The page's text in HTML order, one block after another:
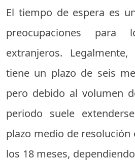
El tiempo de espera es
preocupaciones para
extranjeros.
tiene un plazo de seis
pero debido al volumen
periodo suele
plazo medio de resolución
los 18 meses,